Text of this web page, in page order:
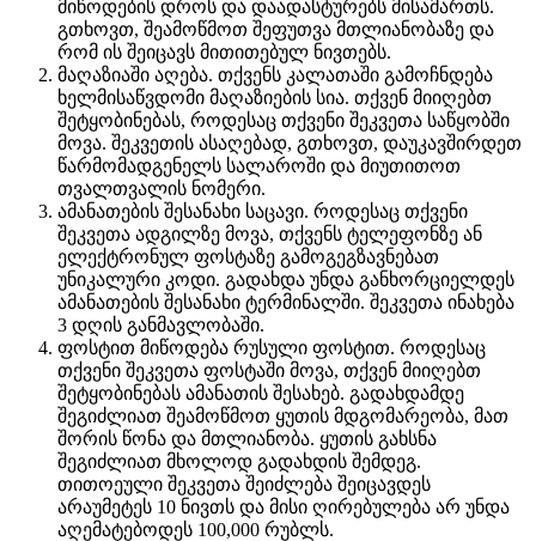
მიწოდების დროს და დაადასტურებს მისამართს.
გთხოვთ, შეამოწმოთ შეფუთვა მთლიანობაზე და
რომ ის შეიცავს მითითებულ ნივთებს.
მაღაზიაში აღება. თქვენს კალათაში გამოჩნდება
ხელმისაწვდომი მაღაზიების სია. თქვენ მიიღებთ
შეტყობინებას, როდესაც თქვენი შეკვეთა საწყობში
მოვა. შეკვეთის ასაღებად, გთხოვთ, დაუკავშირდეთ
წარმომადგენელს სალაროში და მიუთითოთ
თვალთვალის ნომერი.
ამანათების შესანახი საცავი. როდესაც თქვენი
შეკვეთა ადგილზე მოვა, თქვენს ტელეფონზე ან
ელექტრონულ ფოსტაზე გამოგეგზავნებათ
უნიკალური კოდი. გადახდა უნდა განხორციელდეს
ამანათების შესანახი ტერმინალში. შეკვეთა ინახება
3 დღის განმავლობაში.
ფოსტით მიწოდება რუსული ფოსტით. როდესაც
თქვენი შეკვეთა ფოსტაში მოვა, თქვენ მიიღებთ
შეტყობინებას ამანათის შესახებ. გადახდამდე
შეგიძლიათ შეამოწმოთ ყუთის მდგომარეობა, მათ
შორის წონა და მთლიანობა. ყუთის გახსნა
შეგიძლიათ მხოლოდ გადახდის შემდეგ.
თითოეული შეკვეთა შეიძლება შეიცავდეს
არაუმეტეს 10 ნივთს და მისი ღირებულება არ უნდა
აღემატებოდეს 100,000 რუბლს.